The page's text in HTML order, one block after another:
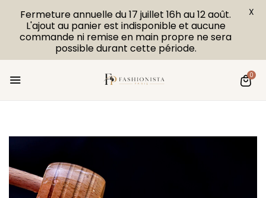
0
Fermeture annuelle du 17 juillet 16h au 12 août.
L'ajout au panier est indisponible et aucune
commande ni remise en main propre ne sera
possible durant cette période.
X